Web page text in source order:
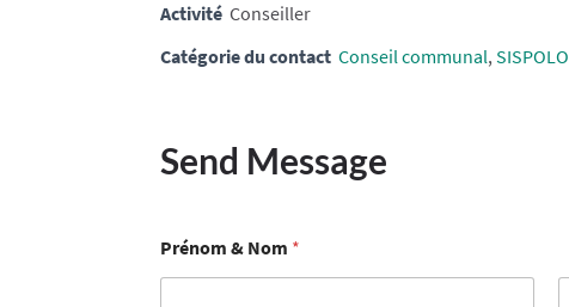
Activité Conseiller
Catégorie du contact Conseil communal,SISPOLO
Send Message
Prénom & Nom *